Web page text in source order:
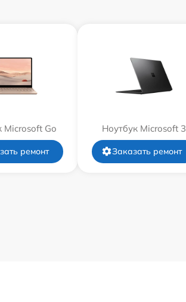
Microsoft Go
ремонт
Ноутбук Microsoft 3
Заказать ремонт